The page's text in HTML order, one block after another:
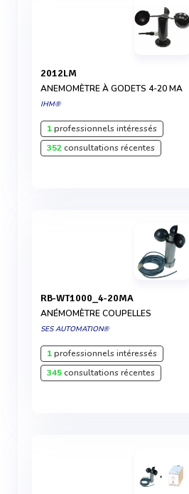
2012LM
ANEMOMÈTRE À GODETS 4-20 MA
IHM®
1professionnels intéressés
352consultations récentes
RB-WT1000_4-20MA
ANÉMOMÈTRE COUPELLES
SES AUTOMATION®
1professionnels intéressés
345consultations récentes